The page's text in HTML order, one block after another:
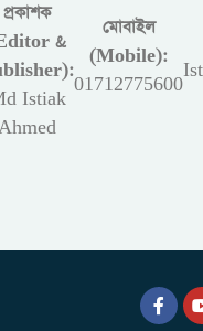
প্রকাশক
&
Istiak
মোবাইল
(Mobile):
01712775600